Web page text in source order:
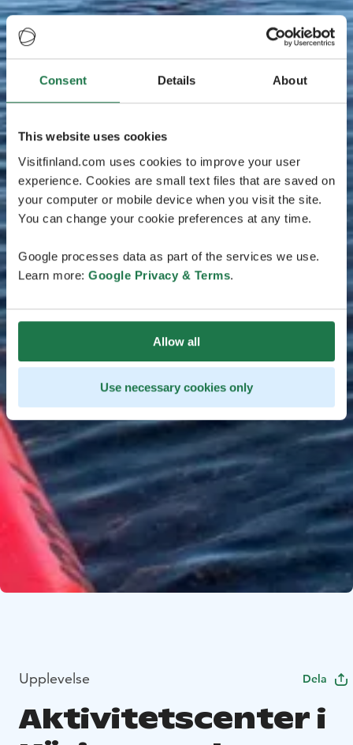
Consent Details About
This website uses cookies
Visitfinland.com uses cookies to improve your user
experience. Cookies are small text files that are saved on
your computer or mobile device when you visit the site.
You can change your cookie preferences at any time.
Google processes data as part of the services we use.
Learn more: Google Privacy & Terms.
Allow all
Use necessary cookies only
Upplevelse Dela
Aktivitetscenter i